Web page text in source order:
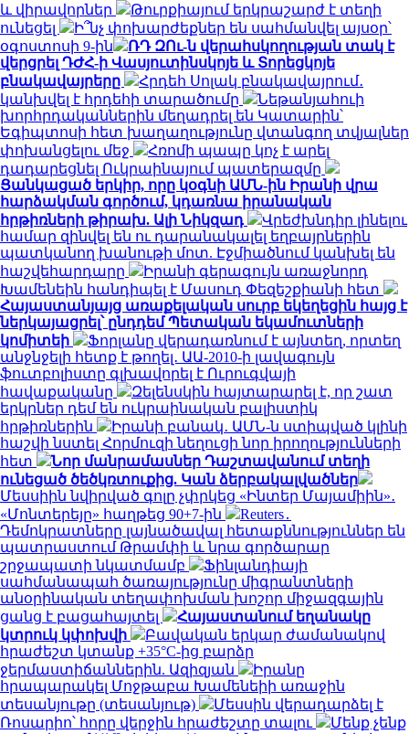
և վիրավորներ
Թուրքիայում երկրաշարժ է տեղի
ունեցել
Ի՞նչ փոխարժեքներ են սահմանվել այսօր՝
օգոստոսի 9-ին
ՌԴ ԶՈւ-ն վերահսկողության տակ է
վերցրել ԴԺՀ-ի Վասյուտինսկոյե և Տորեցկոյե
բնակավայրերը
Հրդեհ Սոլակ բնակավայրում․
կանխվել է հրդեհի տարածումը
Նեթանյահուի
խորհրդականներին մեղադրել են Կատարին՝
Եգիպտոսի հետ խաղաղությունը վտանգող տվյալներ
փոխանցելու մեջ
Հռոմի պապը կոչ է արել
դադարեցնել Ուկրաինայում պատերազմը
Ցանկացած երկիր, որը կօգնի ԱՄՆ-ին Իրանի վրա
հարձակման գործում, կդառնա իրանական
հրթիռների թիրախ. Ալի Նիկզադ
Վրեժխնդիր լինելու
համար զինվել են ու դարանակալել եղբայրներին
պատկանող խանութի մոտ. Էջմիածնում կանխել են
հաշվեհարդարը
Իրանի գերագույն առաջնորդ
Խամենեին հանդիպել է Մասուդ Փեզեշքիանի հետ
Հայաստանյայց առաքելական սուրբ եկեղեցին հայց է
ներկայացրել՝ ընդդեմ Պետական եկամուտների
կոմիտեի
Ֆորլանը վերադառնում է այնտեղ, որտեղ
անջնջելի հետք է թողել․ ԱԱ-2010-ի լավագույն
ֆուտբոլիստը գլխավորել է Ուրուգվայի
հավաքականը
Զելենսկին հայտարարել է, որ շատ
երկրներ դեմ են ուկրաինական բալիստիկ
հրթիռներին
Իրանի բանակ․ ԱՄՆ-ն ստիպված կլինի
հաշվի նստել Հորմուզի նեղուցի նոր իրողությունների
հետ
Նոր մանրամասներ Դաշտավանում տեղի
ունեցած ծեծկռտուքից. Կան ձերբակալվածներ
Մեսսիին նվիրված գոլը չփրկեց «Ինտեր Մայամիին»․
«Մոնտերեյը» հաղթեց 90+7-ին
Reuters․
Դեմոկրատները լայնածավալ հետաքննություններ են
պատրաստում Թրամփի և նրա գործարար
շրջապատի նկատմամբ
Ֆինլանդիայի
սահմանապահ ծառայությունը միգրանտների
անօրինական տեղափոխման խոշոր միջազգային
ցանց է բացահայտել
Հայաստանում եղանակը
կտրուկ կփոխվի
Բավական երկար ժամանակով
հրաժեշտ կտանք +35°C-ից բարձր
ջերմաստիճաններին. Ազիզյան
Իրանը
հրապարակել Մոջթաբա Խամենեիի առաջին
տեսանյութը (տեսանյութ)
Մեսսին վերադարձել է
Ռոսարիո՝ հորը վերջին հրաժեշտը տալու
Մենք չենք